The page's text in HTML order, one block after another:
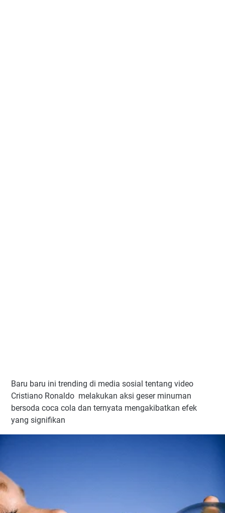
Baru baru ini trending di media sosial tentang video
Cristiano Ronaldo melakukan aksi geser minuman
bersoda coca cola dan ternyata mengakibatkan efek
yang signifikan